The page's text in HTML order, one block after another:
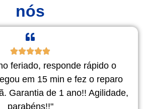
nós
feriado, responde rápido o
em 15 min e fez o reparo
Garantia de 1 ano!! Agilidade,
parabéns!!"